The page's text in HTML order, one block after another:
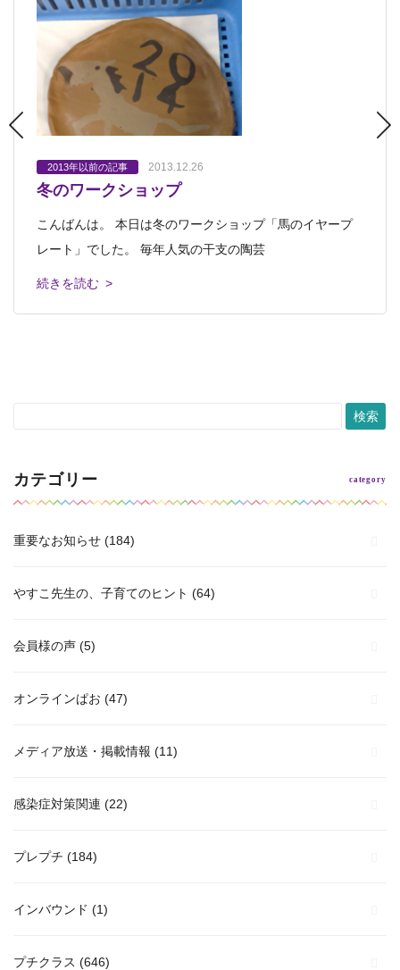
2013年以前の記事 2013.12.26
冬のワークショップ
こんばんは。 本日は冬のワークショップ「馬のイヤープ
レート」でした。 毎年人気の干支の陶芸
続きを読む >
2013年以前の記事 2013.12.20
第２回広島県ジュニア美術展
こんにちは。 広島県立美術館にて「第２回広島県ジュニ
ア美術展」が昨年に引き続き、開催中です
続きを読む >
2013年以前の記事 2013.12.17
「シャガール展」＆「広島県ジュニア美術
展」鑑賞ツアー
広島県立美術館での「シャガール展」はもうご覧になりま
2013年以前の記事 2013.12.11
冬のワークショップ申込み受付中
こんにちは。 今日は風が強くて寒いですね。 そんな寒い
冬を吹き飛ばす「冬のワークショップ」
続きを読む >
2013年以前の記事 2013.11.13
展覧会オープンしました
「アトリエぱおの仲間たち展2013」オープンしました。
本日は19時までです。 皆さんのお
続きを読む >
カテゴリー
重要なお知らせ (184)
やすこ先生の、子育てのヒント (64)
会員様の声 (5)
オンラインぱお (47)
メディア放送・掲載情報 (11)
感染症対策関連 (22)
プレプチ (184)
インバウンド (1)
プチクラス (646)